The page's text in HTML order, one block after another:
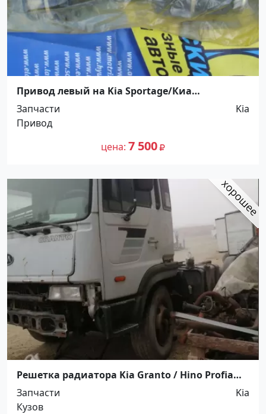
Привод левый на Kia Sportage/Киа
Спортейдж 1995-2005 Краснодар
Запчасти
Kia
Привод
цена 7 500
Решетка радиатора Kia Granto / Hino Profia
Краснодар
Запчасти
Kia
Кузов